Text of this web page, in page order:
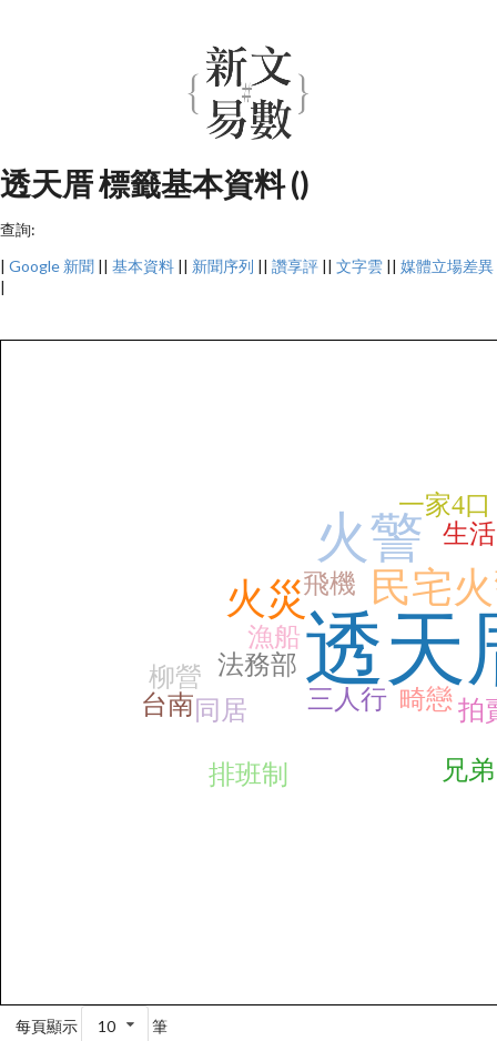
透天厝 標籤基本資料 ()
查詢:
| Google 新聞 || 基本資料 || 新聞序列 || 讚享評 || 文字雲 || 媒體立場差異
|
透天
火警
火災 民宅
兄弟
排班制
生活
畸戀
三人行
同居
台南
飛機
拍
漁船
法務部
柳營
一家4口
每頁顯示 10 筆